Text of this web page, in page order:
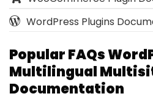
WordPress Plugins
Popular FAQs
Multilingual
Documentation